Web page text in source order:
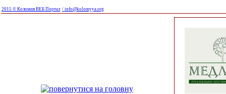
2015 © Коломия ВЕБ Портал / info@kolomyya.org